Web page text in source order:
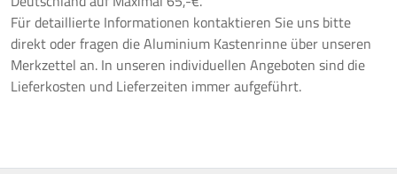
Für detaillierte Informationen kontaktieren Sie uns bitte
direkt oder fragen die Aluminium Kastenrinne über unseren
Merkzettel an. In unseren individuellen Angeboten sind die
Lieferkosten und Lieferzeiten immer aufgeführt.